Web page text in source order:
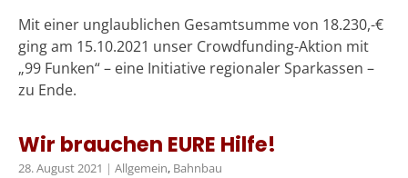
Mit einer unglaublichen Gesamtsumme von 18.230,-€
ging am 15.10.2021 unser Crowdfunding-Aktion mit
„99 Funken“ – eine Initiative regionaler Sparkassen –
zu Ende.
Wir brauchen EURE Hilfe!
28. August 2021 | Allgemein, Bahnbau